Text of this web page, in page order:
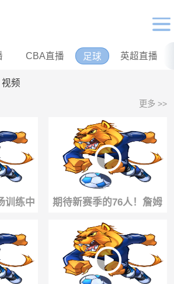
CBA直播 足球 英超直播
视频
更多 >>
训练中
铃😯
期待新赛季的76人！詹姆
斯和马克西一起合练突破
转身暴扣